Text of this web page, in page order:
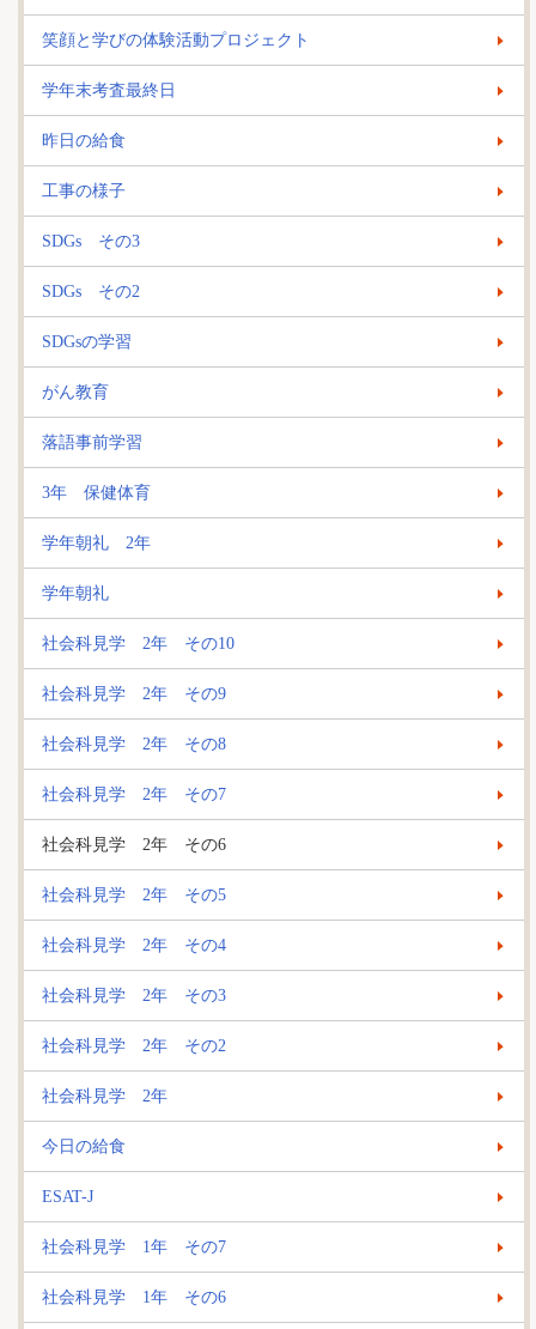
笑顔と学びの体験活動プロジェクト
学年末考査最終日
昨日の給食
工事の様子
SDGs その3
SDGs その2
SDGsの学習
がん教育
落語事前学習
3年 保健体育
学年朝礼 2年
学年朝礼
社会科見学 2年 その10
社会科見学 2年 その9
社会科見学 2年 その8
社会科見学 2年 その7
社会科見学 2年 その6
社会科見学 2年 その5
社会科見学 2年 その4
社会科見学 2年 その3
社会科見学 2年 その2
社会科見学 2年
今日の給食
ESAT-J
社会科見学 1年 その7
社会科見学 1年 その6